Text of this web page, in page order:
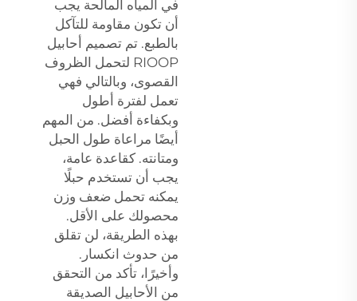
في المياه المالحة يجب
أن تكون مقاومة للتآكل
بالطبع. تم تصميم أحابيل
RIOOP لتحمل الظروف
القصوى، وبالتالي فهي
تعمل لفترة أطول
وبكفاءة أفضل. من المهم
أيضًا مراعاة طول الحبل
ومتانته. كقاعدة عامة،
يجب أن تستخدم حبلًا
يمكنه تحمل ضعف وزن
محصولك على الأقل.
بهذه الطريقة، لن تقلق
من حدوث انكسار.
وأخيرًا، تأكد من التحقق
من الأحابيل الصديقة